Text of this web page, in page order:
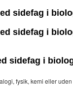
sidefag i
sidefag i
sidefag i
fysik, kemi eller